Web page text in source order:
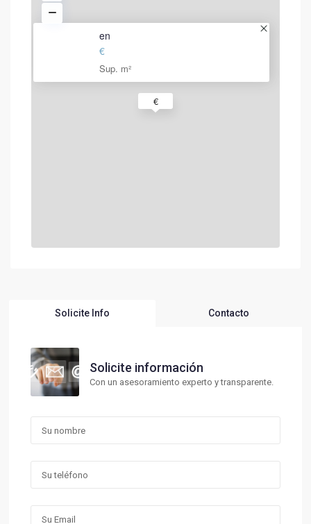
€
en
€
Sup. m²
Solicite Info Contacto
Solicite información
Con un asesoramiento experto y transparente.